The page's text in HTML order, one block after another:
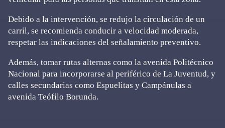
Debido a la intervención, se redujo la circulación de un
carril, se recomienda conducir a velocidad moderada,
respetar las indicaciones del señalamiento preventivo.
Además, tomar rutas alternas como la avenida Politécnico
Nacional para incorporarse al periférico de La Juventud, y
calles secundarias como Espuelitas y Campánulas a
avenida Teófilo Borunda.